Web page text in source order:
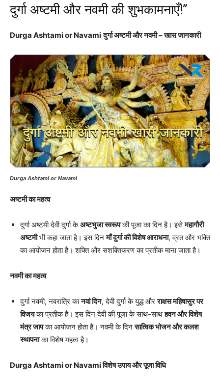
दुर्गा अष्टमी और नवमी की शुभकामनाएँ!”
Durga Ashtami or Navami दुर्गा अष्टमी और नवमी – खास जानकारी
Durga Ashtami or Navami
अष्टमी का महत्व
दुर्गा अष्टमी देवी दुर्गा केअष्टभुजा स्वरूपकी पूजा का दिन है। इसेमहागौरी
अष्टमीभी कहा जाता है। इस दिनमाँ दुर्गा की विशेष आराधना, व्रत और भक्ति
का आयोजन होता है। शक्ति और सशक्तिकरण का प्रतीक माना जाता है।
नवमी का महत्व
दुर्गा नवमी, नवरात्रि कानवां दिन, देवी दुर्गा के युद्ध औरराक्षस महिषासुर पर
विजयका प्रतीक है। इस दिन देवी की पूजा के साथ-साथहवन और विशेष
मंत्र जापका आयोजन होता है। नवमी के दिनसात्विक भोजन और कलश
स्थापनाका विशेष महत्व है।
Durga Ashtami or Navami विशेष उपाय और पूजा विधि